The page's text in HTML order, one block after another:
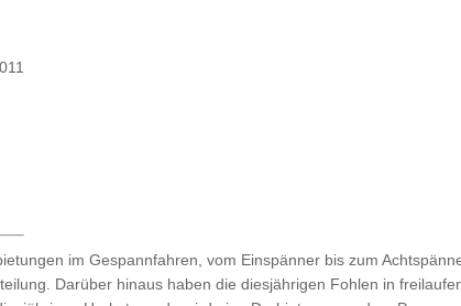
im Gespannfahren, vom Einspänner bis zum
Darüber hinaus haben die diesjährigen Fohlen in